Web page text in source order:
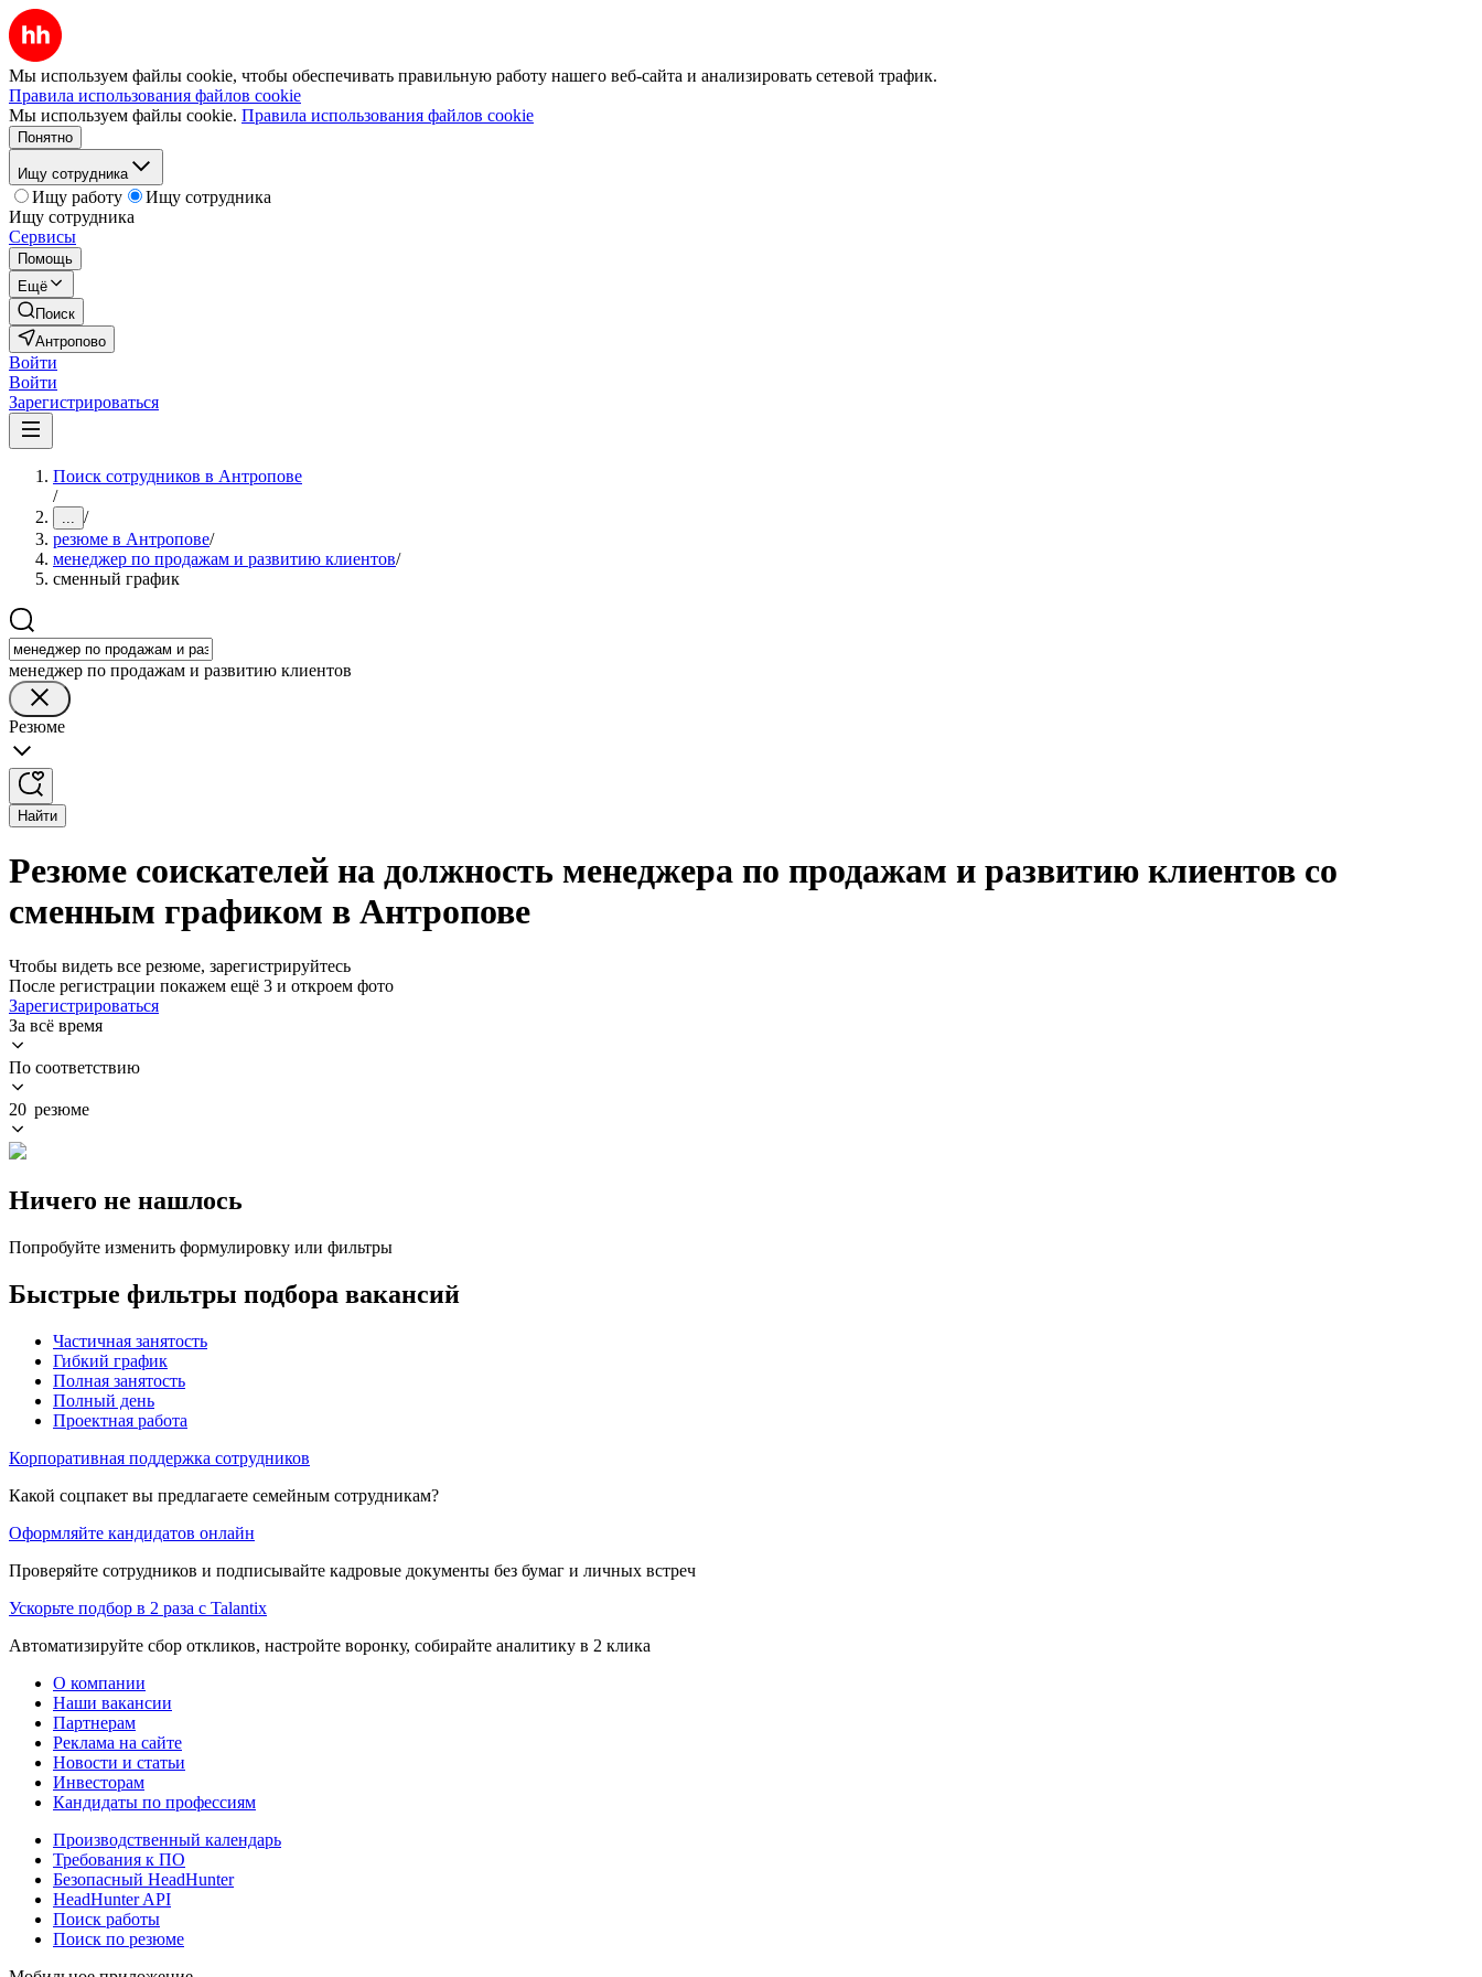
Мы используем файлы cookie, чтобы обеспечивать правильную работу нашего веб-сайта и анализировать сетевой трафик.
Правила использования файлов cookie
Мы используем файлы cookie. Правила использования файлов cookie
Понятно
Ищу сотрудника
Ищу работу
Ищу сотрудника
Ищу сотрудника
Сервисы
Помощь
Ещё
Поиск
Антропово
Войти
Войти
Зарегистрироваться
Поиск сотрудников в Антропове
/
... /
резюме в Антропове/
менеджер по продажам и развитию клиентов/
сменный график
менеджер по продажам и развитию клиентов
Резюме
Найти
Резюме соискателей на должность менеджера по продажам и развитию клиентов со
сменным графиком в Антропове
Чтобы видеть все резюме, зарегистрируйтесь
После регистрации покажем ещё 3 и откроем фото
Зарегистрироваться
За всё время
По соответствию
20 резюме
Ничего не нашлось
Попробуйте изменить формулировку или фильтры
Быстрые фильтры подбора вакансий
Частичная занятость
Гибкий график
Полная занятость
Полный день
Проектная работа
Корпоративная поддержка сотрудников
Какой соцпакет вы предлагаете семейным сотрудникам?
Оформляйте кандидатов онлайн
Проверяйте сотрудников и подписывайте кадровые документы без бумаг и личных встреч
Ускорьте подбор в 2 раза с Talantix
Автоматизируйте сбор откликов, настройте воронку, собирайте аналитику в 2 клика
О компании
Наши вакансии
Партнерам
Реклама на сайте
Новости и статьи
Инвесторам
Кандидаты по профессиям
Производственный календарь
Требования к ПО
Безопасный HeadHunter
HeadHunter API
Поиск работы
Поиск по резюме